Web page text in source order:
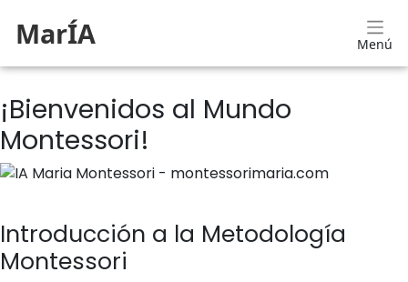
MarÍA Menú
¡Bienvenidos al Mundo
Montessori!
Introducción a la Metodología
Montessori